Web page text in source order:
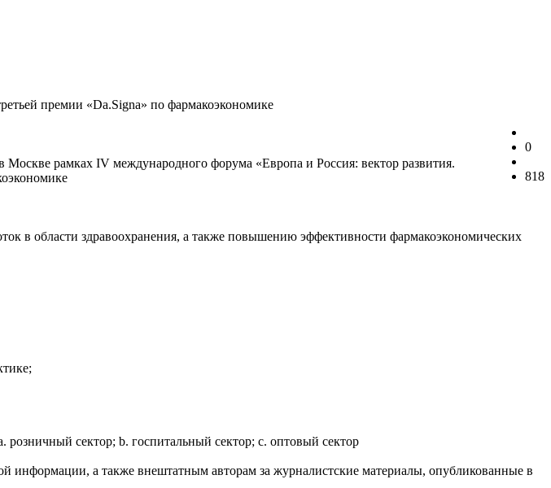
премии «Da.Signa» по фармакоэкономике
0
818
Москве рамках IV международного форума «Европа и Россия: вектор развития.
в области здравоохранения, а также повышению эффективности фармакоэкономических
розничный сектор; b. госпитальный сектор; c. оптовый сектор
а также внештатным авторам за журналистские материалы, опубликованные в